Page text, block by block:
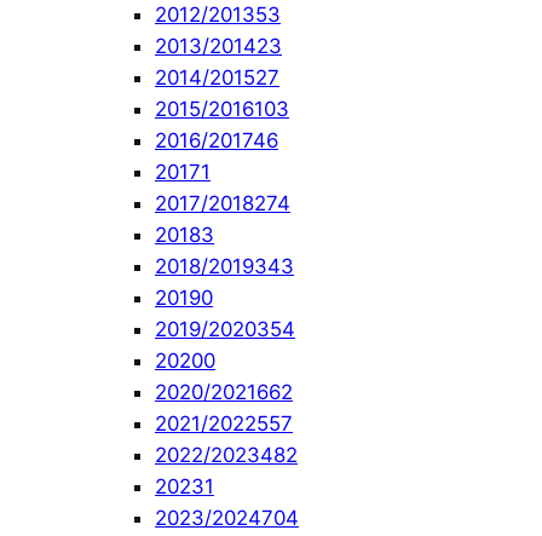
2012/201353
2013/201423
2014/201527
2015/2016103
2016/201746
20171
2017/2018274
20183
2018/2019343
20190
2019/2020354
20200
2020/2021662
2021/2022557
2022/2023482
20231
2023/2024704